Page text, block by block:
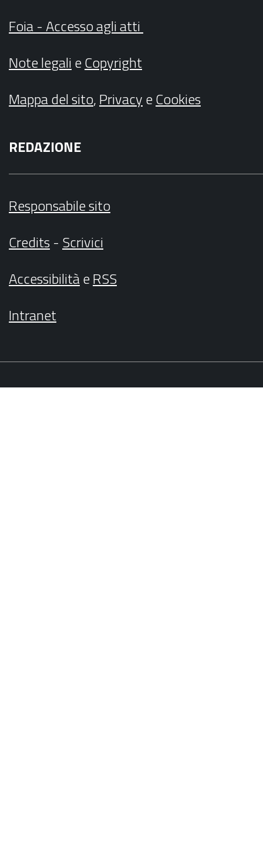
Foia - Accesso agli atti
Note legalieCopyright
Mappa del sito,PrivacyeCookies
REDAZIONE
Responsabile sito
Credits- Scrivici
AccessibilitàeRSS
Intranet